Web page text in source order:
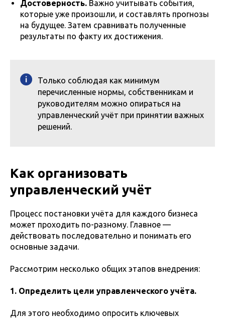
Достоверность. Важно учитывать события,
которые уже произошли, и составлять прогнозы
на будущее. Затем сравнивать полученные
результаты по факту их достижения.
Только соблюдая как минимум
перечисленные нормы, собственникам и
руководителям можно опираться на
управленческий учёт при принятии важных
решений.
Как организовать
управленческий учёт
Процесс постановки учёта для каждого бизнеса
может проходить по-разному. Главное —
действовать последовательно и понимать его
основные задачи.
Рассмотрим несколько общих этапов внедрения:
1. Определить цели управленческого учёта.
Для этого необходимо опросить ключевых